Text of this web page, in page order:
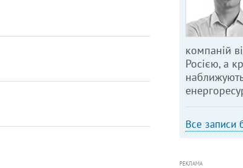
компаній
Росією, а
Все записи
РЕКЛАМА